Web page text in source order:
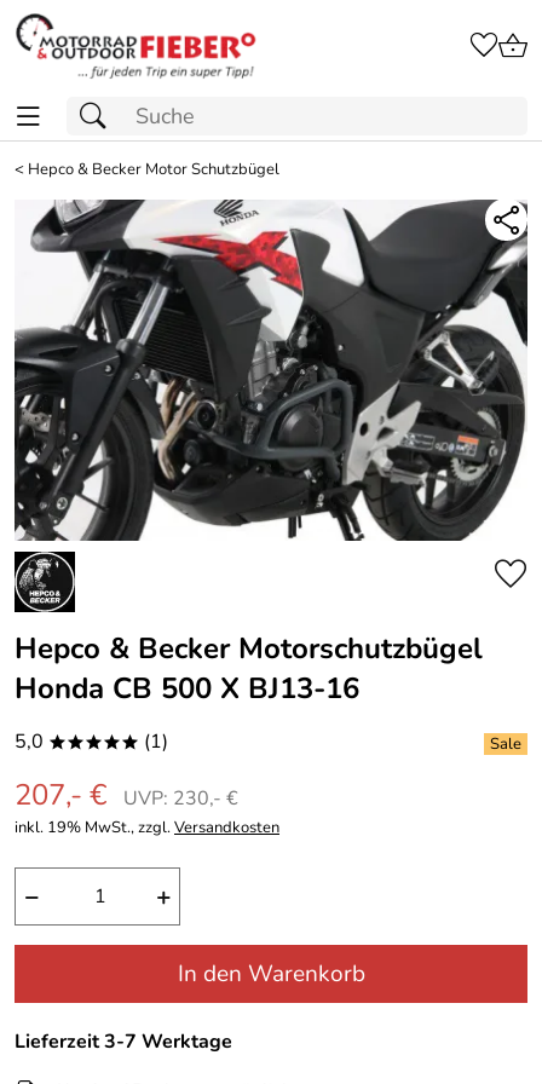
< Hepco & Becker Motor Schutzbügel
Hepco & Becker Motorschutzbügel
Honda CB 500 X BJ13-16
5,0 ***** (1)
207,- € UVP: 230,- €
inkl. 19% MwSt., zzgl.Versandkosten
− +
In den Warenkorb
Lieferzeit 3-7 Werktage